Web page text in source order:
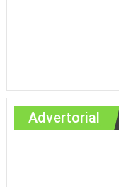
Advertorial